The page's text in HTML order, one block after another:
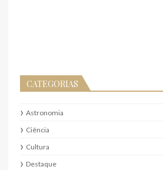
CATEGORIAS
Astronomia
Ciência
Cultura
Destaque